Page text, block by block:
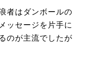
者はダンボールの
ッセージを片手に
のが主流でしたが